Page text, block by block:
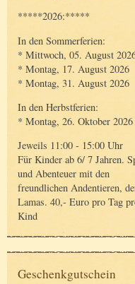
*****2026:*****
In den Sommerferien:
* Mittwoch, 05. August
* Montag, 17. August 2026
* Montag, 31. August 2026
In den Herbstferien:
* Montag, 26. Oktober 2026
Jeweils 11:00 - 15:00 Uhr
Für Kinder ab 6/ 7 Jahren.
und Abenteuer mit den
freundlichen Andentieren,
Lamas. 40,- Euro pro Tag
Kind
Geschenkgutschein